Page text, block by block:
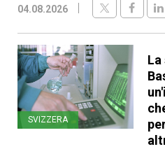
04.08.2026
SVIZZERA
La